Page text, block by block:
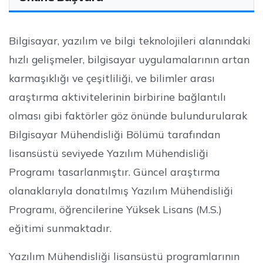
Bilgisayar, yazılım ve bilgi teknolojileri alanındaki
hızlı gelişmeler, bilgisayar uygulamalarının artan
karmaşıklığı ve çeşitliliği, ve bilimler arası
araştırma aktivitelerinin birbirine bağlantılı
olması gibi faktörler göz önünde bulundurularak
Bilgisayar Mühendisliği Bölümü tarafından
lisansüstü seviyede Yazılım Mühendisliği
Programı tasarlanmıştır. Güncel araştırma
olanaklarıyla donatılmış Yazılım Mühendisliği
Programı, öğrencilerine Yüksek Lisans (M.S.)
eğitimi sunmaktadır.
Yazılım Mühendisliği lisansüstü programlarının